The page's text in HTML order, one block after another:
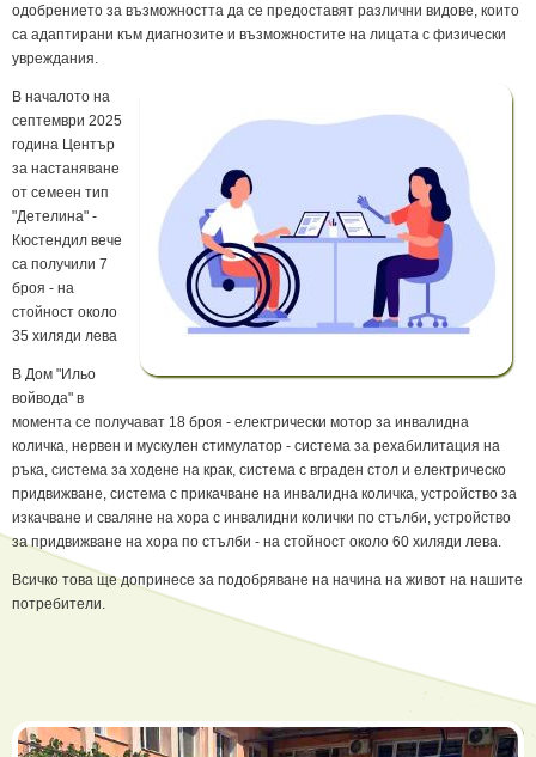
одобрението за възможността да се предоставят различни видове, които
са адаптирани към диагнозите и възможностите на лицата с физически
увреждания.
В началото на
септември 2025
година Център
за настаняване
от семеен тип
"Детелина" -
Кюстендил вече
са получили 7
броя - на
стойност около
35 хиляди лева
В Дом "Ильо
войвода" в
момента се получават 18 броя - електрически мотор за инвалидна
количка, нервен и мускулен стимулатор - система за рехабилитация на
ръка, система за ходене на крак, система с вграден стол и електрическо
придвижване, система с прикачване на инвалидна количка, устройство за
изкачване и сваляне на хора с инвалидни колички по стълби, устройство
за придвижване на хора по стълби - на стойност около 60 хиляди лева.
Всичко това ще допринесе за подобряване на начина на живот на нашите
потребители.